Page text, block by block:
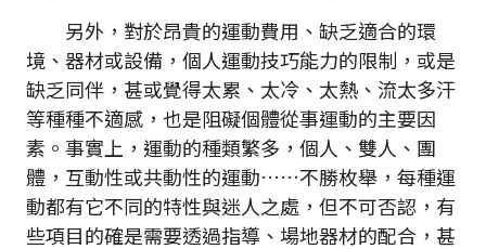
另外，對於昂貴的運動費用、缺乏適合的環
境、器材或設備，個人運動技巧能力的限制，或是
缺乏同伴，甚或覺得太累、太冷、太熱、流太多汗
等種種不適感，也是阻礙個體從事運動的主要因
素。事實上，運動的種類繁多，個人、雙人、團
體，互動性或共動性的運動……不勝枚舉，每種運
動都有它不同的特性與迷人之處，但不可否認，有
些項目的確是需要透過指導、場地器材的配合，甚